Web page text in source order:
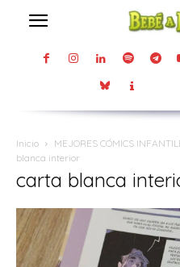
Inicio MEJORES CÓMICS
blanca interior
carta blanca